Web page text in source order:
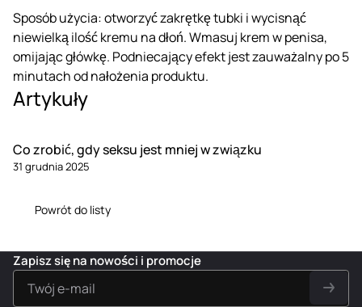
Sposób użycia: otworzyć zakrętkę tubki i wycisnąć
niewielką ilość kremu na dłoń. Wmasuj krem w penisa,
omijając główkę. Podniecający efekt jest zauważalny po 5
minutach od nałożenia produktu.
Artykuły
Co zrobić, gdy seksu jest mniej w związku
31 grudnia 2025
Powrót do listy
Zapisz się na nowości i promocje